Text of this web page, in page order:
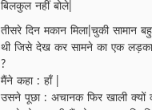
बिलकुल नहीं बोले|
तीसरे दिन मकान मिला|चुकी सामान
थी जिसे देख कर सामने का एक
?
मैंने कहा : हाँ |
उसने पूछा : अचानक फिर खाली क्यों